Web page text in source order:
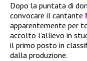
Dopo la puntata di
convocare il cantante
apparentemente per
accolto l’allievo in
il primo posto in
dalla produzione.